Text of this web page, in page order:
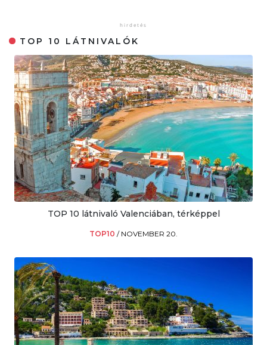
TOP 10 LÁTNIVALÓK
TOP 10 látnivaló Valenciában, térképpel
TOP10 / NOVEMBER 20.